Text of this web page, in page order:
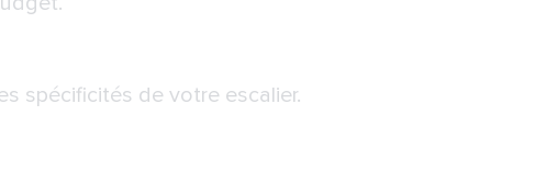
spécificités de votre escalier.